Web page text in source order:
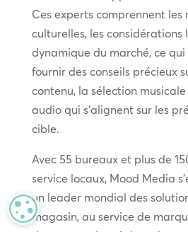
Ces experts comprennent les
culturelles, les considérations
dynamique du marché, ce
fournir des conseils précieux
contenu, la sélection
audio qui s’alignent sur les
cible.
Avec 55 bureaux et plus de
service locaux, Mood Media
un leader mondial des
magasin, au service de
MANAGE PRIVACY